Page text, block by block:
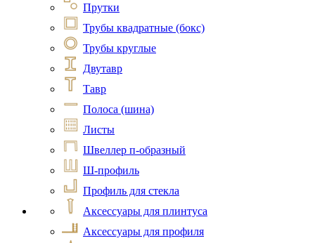
Прутки
Трубы квадратные (бокс)
Трубы круглые
Двутавр
Тавр
Полоса (шина)
Листы
Швеллер п-образный
Ш-профиль
Профиль для стекла
Аксессуары для плинтуса
Аксессуары для профиля